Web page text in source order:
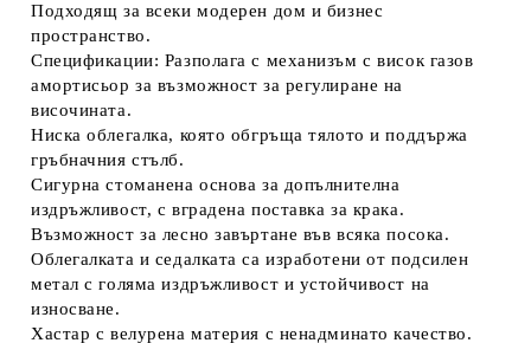
Подходящ за всеки модерен дом и бизнес
пространство.
Спецификации: Разполага с механизъм с висок газов
амортисьор за възможност за регулиране на
височината.
Ниска облегалка, която обгръща тялото и поддържа
гръбначния стълб.
Сигурна стоманена основа за допълнителна
издръжливост, с вградена поставка за крака.
Възможност за лесно завъртане във всяка посока.
Облегалката и седалката са изработени от подсилен
метал с голяма издръжливост и устойчивост на
износване.
Хастар с велурена материя с ненадминато качество.